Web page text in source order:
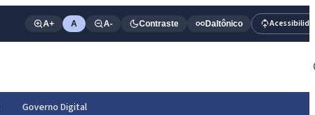
A+ A A- Contraste Daltônico
Governo Digital